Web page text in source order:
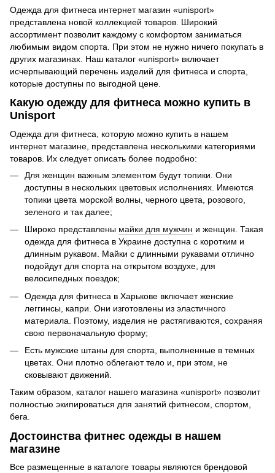
Одежда для фитнеса интернет магазин «unisport»
представлена новой коллекцией товаров. Широкий
ассортимент позволит каждому с комфортом заниматься
любимым видом спорта. При этом не нужно ничего покупать в
других магазинах. Наш каталог «unisport» включает
исчерпывающий перечень изделий для фитнеса и спорта,
которые доступны по выгодной цене.
Какую одежду для фитнеса можно купить в
Unisport
Одежда для фитнеса, которую можно купить в нашем
интернет магазине, представлена несколькими категориями
товаров. Их следует описать более подробно:
Для женщин важным элементом будут топики. Они
доступны в нескольких цветовых исполнениях. Имеются
топики цвета морской волны, черного цвета, розового,
зеленого и так далее;
Широко представлены майки для мужчин и женщин. Такая
одежда для фитнеса в Украине доступна с коротким и
длинным рукавом. Майки с длинными рукавами отлично
подойдут для спорта на открытом воздухе, для
велосипедных поездок;
Одежда для фитнеса в Харькове включает женские
леггинсы, капри. Они изготовлены из эластичного
материала. Поэтому, изделия не растягиваются, сохраняя
свою первоначальную форму;
Есть мужские штаны для спорта, выполненные в темных
цветах. Они плотно облегают тело и, при этом, не
сковывают движений.
Таким образом, каталог нашего магазина «unisport» позволит
полностью экипироваться для занятий фитнесом, спортом,
бега.
Достоинства фитнес одежды в нашем
магазине
Все размещенные в каталоге товары являются брендовой